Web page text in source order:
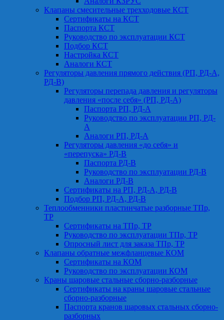
Клапаны смесительные трехходовые КСТ
Сертификаты на КСТ
Паспорта КСТ
Руководство по эксплуатации КСТ
Подбор КСТ
Настройка КСТ
Аналоги КСТ
Регуляторы давления прямого действия (РП, РД-А,
РД-В)
Регуляторы перепада давления и регуляторы
давления «после себя» (РП, РД-А)
Паспорта РП, РД-А
Руководство по эксплуатации РП, РД-
А
Аналоги РП, РД-А
Регуляторы давления «до себя» и
«перепуска» РД-В
Паспорта РД-В
Руководство по эксплуатации РД-В
Аналоги РД-В
Сертификаты на РП, РД-А, РД-В
Подбор РП, РД-А, РД-В
Теплообменники пластинчатые разборные ТПр,
ТР
Сертификаты на ТПр, ТР
Руководство по эксплуатации ТПр, ТР
Опросный лист для заказа ТПр, ТР
Клапаны обратные межфланцевые КОМ
Сертификаты на КОМ
Руководство по эксплуатации КОМ
Краны шаровые стальные сборно-разборные
Сертификаты на краны шаровые стальные
сборно-разборные
Паспорта кранов шаровых стальных сборно-
разборных